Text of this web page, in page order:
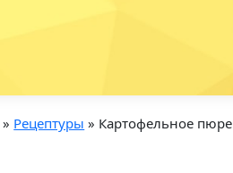
» Рецептуры » Картофельное пюре